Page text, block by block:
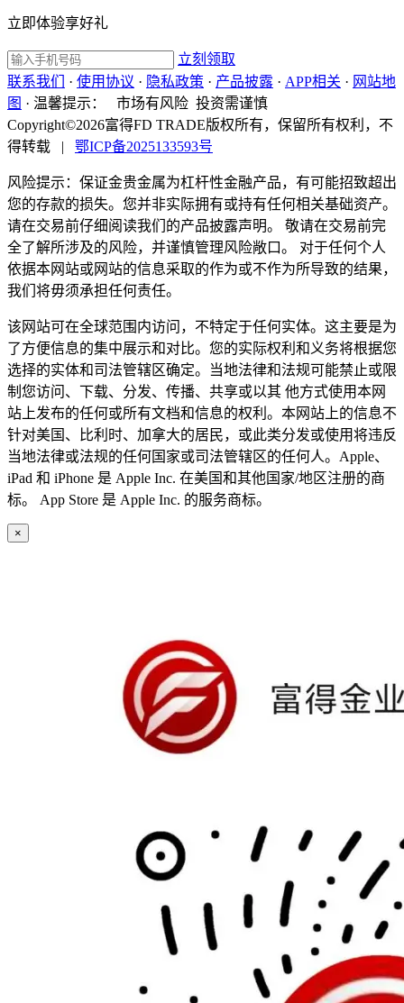
立即体验享好礼
立刻领取
联系我们
· 使用协议 · 隐私政策 · 产品披露 · APP相关 · 网站地
图 · 温馨提示：
市场有风险 投资需谨慎
Copyright©2026富得FD TRADE版权所有，保留所有权利，不
得转载
| 鄂ICP备2025133593号
风险提示：保证金贵金属为杠杆性金融产品，有可能招致超出
您的存款的损失。您并非实际拥有或持有任何相关基础资产。
请在交易前仔细阅读我们的产品披露声明。 敬请在交易前完
全了解所涉及的风险，并谨慎管理风险敞口。 对于任何个人
依据本网站或网站的信息采取的作为或不作为所导致的结果，
我们将毋须承担任何责任。
该网站可在全球范围内访问，不特定于任何实体。这主要是为
了方便信息的集中展示和对比。您的实际权利和义务将根据您
选择的实体和司法管辖区确定。当地法律和法规可能禁止或限
制您访问、下载、分发、传播、共享或以其 他方式使用本网
站上发布的任何或所有文档和信息的权利。本网站上的信息不
针对美国、比利时、加拿大的居民，或此类分发或使用将违反
当地法律或法规的任何国家或司法管辖区的任何人。Apple、
iPad 和 iPhone 是 Apple Inc. 在美国和其他国家/地区注册的商
标。 App Store 是 Apple Inc. 的服务商标。
×